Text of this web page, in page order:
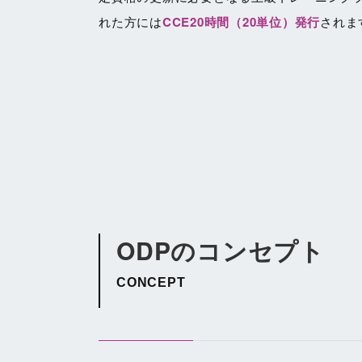
れた方にはCCE20時間（20単位）発行され
ODPのコンセプト
CONCEPT